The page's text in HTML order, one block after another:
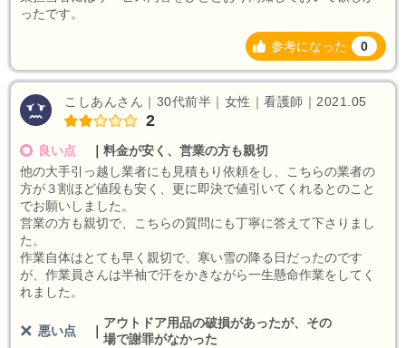
ったです。
参考になった 0
こしあんさん｜30代前半｜女性｜看護師｜2021.05
2
良い点
料金が安く、営業の方も親切
他の大手引っ越し業者にも見積もり依頼をし、こちらの業者の
方が３割ほど値段も安く、更に即決で値引いてくれるとのこと
でお願いしました。
営業の方も親切で、こちらの質問にも丁寧に答えて下さりまし
た。
作業自体はとても早く親切で、寒い雪の降る日だったのです
が、作業員さんは半袖で汗をかきながら一生懸命作業をしてく
れました。
悪い点
アウトドア用品の破損があったが、その
場で謝罪がなかった